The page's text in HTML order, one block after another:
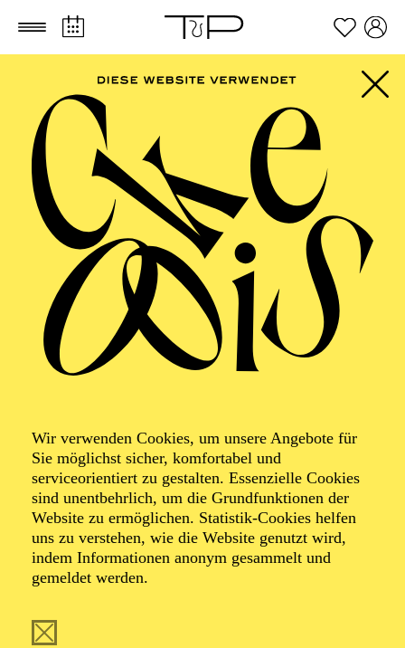
Zum Hauptinhalt springen Zum Footer springen
Wir verwenden Cookies, um unsere Angebote für
Sie möglichst sicher, komfortabel und
serviceorientiert zu gestalten. Essenzielle Cookies
sind unentbehrlich, um die Grundfunktionen der
Website zu ermöglichen. Statistik-Cookies helfen
uns zu verstehen, wie die Website genutzt wird,
indem Informationen anonym gesammelt und
gemeldet werden.
AALTO BALLETT
Relations
Tanz-Triptychon von Jiří Kylián und Johan Inger
Musik von Benjamin Britten, Dirk Haubrich nach
Wolfgang Amadeus Mozart, Arvo Pärt, Maurice Ravel